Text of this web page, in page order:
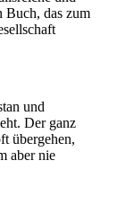
Buch, das zum
und
Der ganz
übergehen,
aber nie